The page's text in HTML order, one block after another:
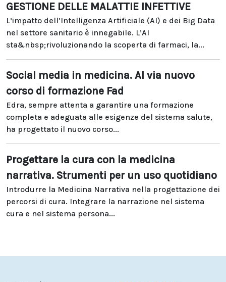
GESTIONE DELLE MALATTIE INFETTIVE
L’impatto dell’Intelligenza Artificiale (AI) e dei Big Data
nel settore sanitario è innegabile. L’AI
sta&nbsp;rivoluzionando la scoperta di farmaci, la...
Social media in medicina. Al via nuovo
corso di formazione Fad
Edra, sempre attenta a garantire una formazione
completa e adeguata alle esigenze del sistema salute,
ha progettato il nuovo corso...
Progettare la cura con la medicina
narrativa. Strumenti per un uso quotidiano
Introdurre la Medicina Narrativa nella progettazione dei
percorsi di cura. Integrare la narrazione nel sistema
cura e nel sistema persona...